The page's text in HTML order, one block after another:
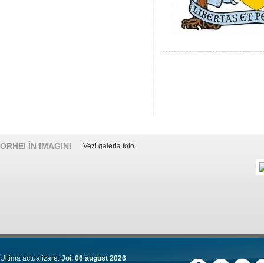
ORHEI ÎN IMAGINI Vezi galeria foto
Ultima actualizare: Joi, 06 august 2026